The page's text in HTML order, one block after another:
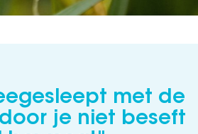
met de
je niet beseft